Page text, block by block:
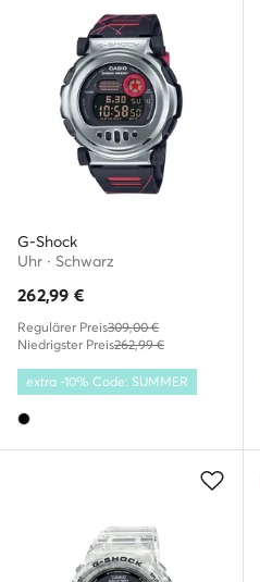
G-Shock
Uhr · Schwarz
262,99 €
Regulärer Preis309,00 €
Niedrigster Preis262,99 €
extra -10% Code: SUMMER